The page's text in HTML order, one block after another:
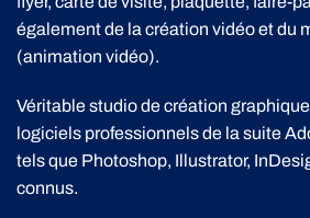
également de la création vidéo et du
(animation vidéo).
Véritable studio de création
logiciels professionnels de la suite
tels que Photoshop, Illustrator,
connus.